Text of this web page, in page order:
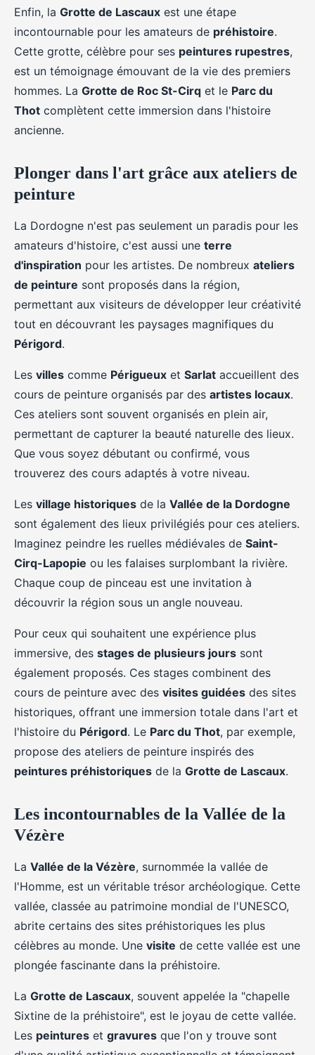
Enfin, la Grotte de Lascaux est une étape
incontournable pour les amateurs de préhistoire.
Cette grotte, célèbre pour ses peintures rupestres,
est un témoignage émouvant de la vie des premiers
hommes. La Grotte de Roc St-Cirq et le Parc du
Thot complètent cette immersion dans l'histoire
ancienne.
Plonger dans l'art grâce aux ateliers de
peinture
La Dordogne n'est pas seulement un paradis pour les
amateurs d'histoire, c'est aussi une terre
d'inspiration pour les artistes. De nombreux ateliers
de peinture sont proposés dans la région,
permettant aux visiteurs de développer leur créativité
tout en découvrant les paysages magnifiques du
Périgord.
Les villes comme Périgueux et Sarlat accueillent des
cours de peinture organisés par des artistes locaux.
Ces ateliers sont souvent organisés en plein air,
permettant de capturer la beauté naturelle des lieux.
Que vous soyez débutant ou confirmé, vous
trouverez des cours adaptés à votre niveau.
Les village historiques de la Vallée de la Dordogne
sont également des lieux privilégiés pour ces ateliers.
Imaginez peindre les ruelles médiévales de Saint-
Cirq-Lapopie ou les falaises surplombant la rivière.
Chaque coup de pinceau est une invitation à
découvrir la région sous un angle nouveau.
Pour ceux qui souhaitent une expérience plus
immersive, des stages de plusieurs jours sont
également proposés. Ces stages combinent des
cours de peinture avec des visites guidées des sites
historiques, offrant une immersion totale dans l'art et
l'histoire du Périgord. Le Parc du Thot, par exemple,
propose des ateliers de peinture inspirés des
peintures préhistoriques de la Grotte de Lascaux.
Les incontournables de la Vallée de la
Vézère
La Vallée de la Vézère, surnommée la vallée de
l'Homme, est un véritable trésor archéologique. Cette
vallée, classée au patrimoine mondial de l'UNESCO,
abrite certains des sites préhistoriques les plus
célèbres au monde. Une visite de cette vallée est une
plongée fascinante dans la préhistoire.
La Grotte de Lascaux, souvent appelée la "chapelle
Sixtine de la préhistoire", est le joyau de cette vallée.
Les peintures et gravures que l'on y trouve sont